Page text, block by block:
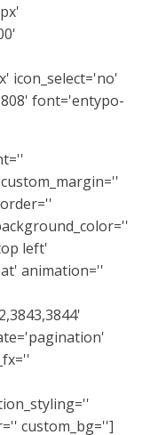
icon_select='no'
font='entypo-
left'
animation=''
custom_bg='']